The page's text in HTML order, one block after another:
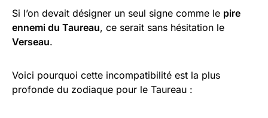
Si l’on devait désigner un seul signe comme le pire
ennemi du Taureau, ce serait sans hésitation le
Verseau.
Voici pourquoi cette incompatibilité est la plus
profonde du zodiaque pour le Taureau :